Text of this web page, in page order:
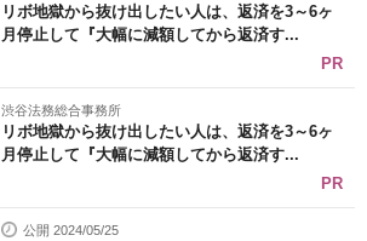
リボ地獄から抜け出したい人は、返済を3～6ヶ
月停止して『大幅に減額してから返済す...
PR
渋谷法務総合事務所
リボ地獄から抜け出したい人は、返済を3～6ヶ
月停止して『大幅に減額してから返済す...
PR
公開 2024/05/25